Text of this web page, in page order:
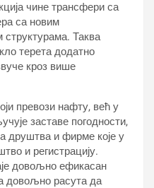
чине трансфери са
са новим
структурама. Таква
терета додатно
кроз више
превози нафту, већ у
заставе погодности,
друштва и фирме које у
и регистрацију.
довољно ефикасан
довољно расута да